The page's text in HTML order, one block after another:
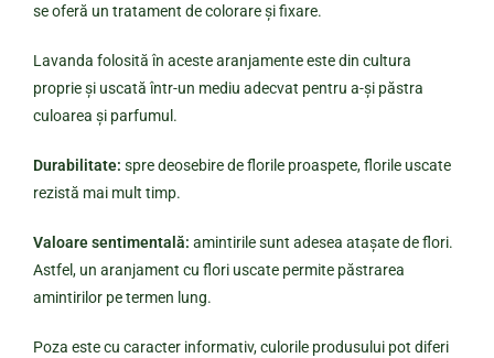
se oferă un tratament de colorare și fixare.
Lavanda folosită în aceste aranjamente este din cultura
proprie și uscată într-un mediu adecvat pentru a-și păstra
culoarea și parfumul.
Durabilitate: spre deosebire de florile proaspete, florile uscate
rezistă mai mult timp.
Valoare sentimentală: amintirile sunt adesea atașate de flori.
Astfel, un aranjament cu flori uscate permite păstrarea
amintirilor pe termen lung.
Poza este cu caracter informativ, culorile produsului pot diferi